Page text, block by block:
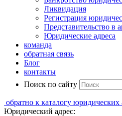
Ликвидация
Регистрация
Представительство в
Юридические адреса
команда
обратная связь
Блог
контакты
Поиск по сайту
обратно к каталогу
Юридический адрес: